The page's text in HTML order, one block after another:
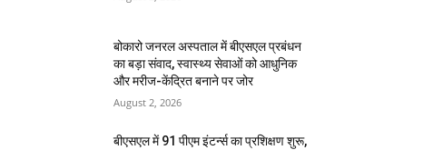
बोकारो जनरल अस्पताल में बीएसएल प्रबंधन
का बड़ा संवाद, स्वास्थ्य सेवाओं को आधुनिक
और मरीज-केंद्रित बनाने पर जोर
August 2, 2026
बीएसएल में 91 पीएम इंटर्न्स का प्रशिक्षण शुरू,